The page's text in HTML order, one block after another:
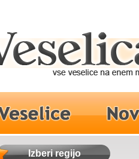
Izberi regijo